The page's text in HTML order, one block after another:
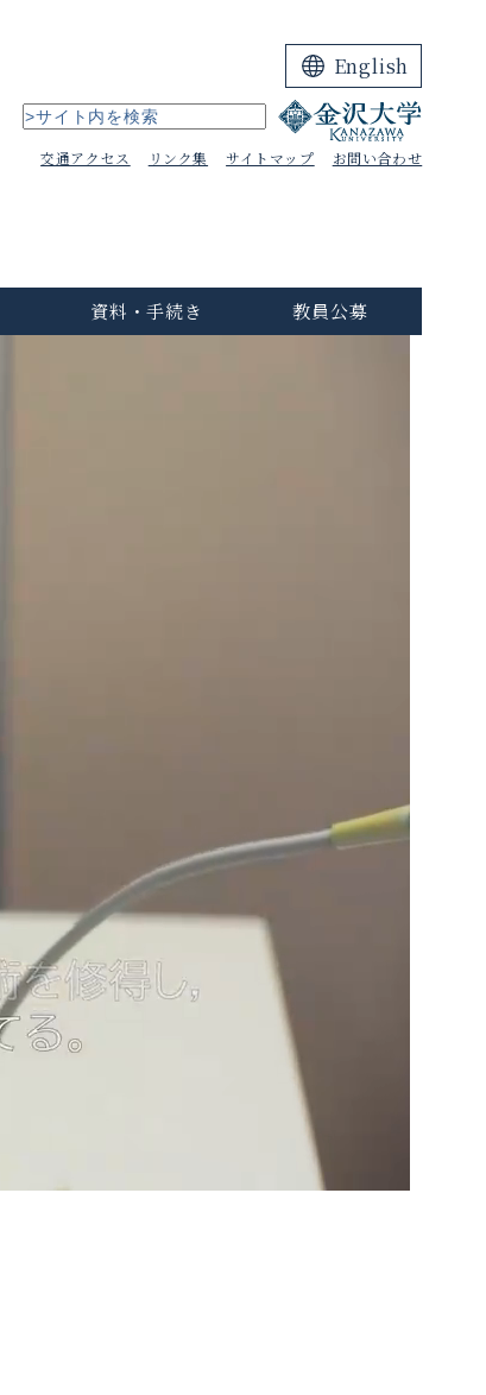
English
交通アクセス リンク集 サイトマップ お問い合わせ
資料・手続き 教員公募